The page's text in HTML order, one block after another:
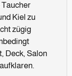
Taucher
Kiel zu
zügig
Deck, Salon